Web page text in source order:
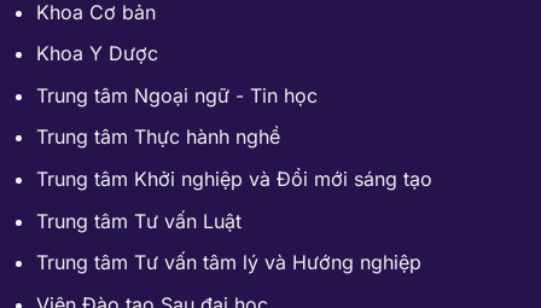
Khoa Cơ bản
Khoa Y Dược
Trung tâm Ngoại ngữ - Tin học
Trung tâm Thực hành nghề
Trung tâm Khởi nghiệp và Đổi mới sáng tạo
Trung tâm Tư vấn Luật
Trung tâm Tư vấn tâm lý và Hướng nghiệp